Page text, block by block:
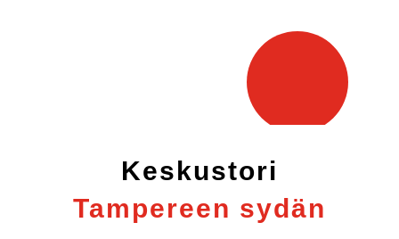
Keskustori
Tampereen sydän